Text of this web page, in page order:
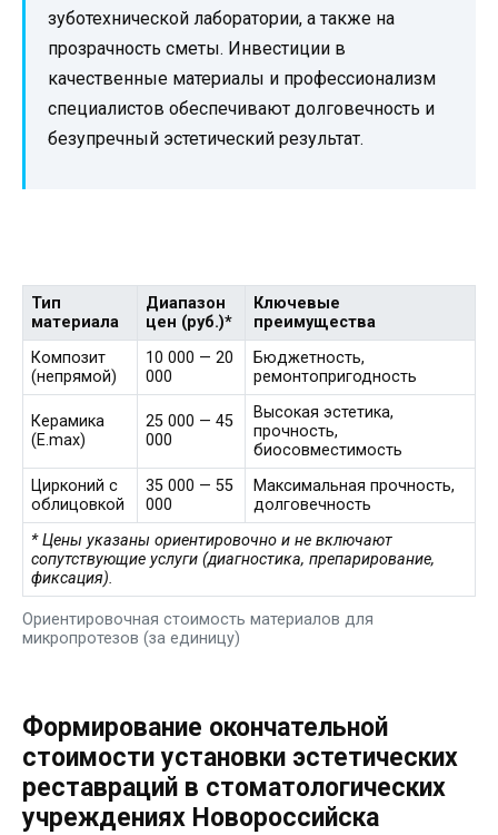
зуботехнической лаборатории, а также на
прозрачность сметы. Инвестиции в
качественные материалы и профессионализм
специалистов обеспечивают долговечность и
безупречный эстетический результат.
Ориентировочная стоимость материалов для
микропротезов (за единицу)
Тип
материала
Диапазон
цен (руб.)*
Ключевые
преимущества
Композит
(непрямой)
10 000 — 20
000
Бюджетность,
ремонтопригодность
Керамика
(E.max)
25 000 — 45
000
Высокая эстетика,
прочность,
биосовместимость
Цирконий с
облицовкой
35 000 — 55
000
Максимальная прочность,
долговечность
* Цены указаны ориентировочно и не включают
сопутствующие услуги (диагностика, препарирование,
фиксация).
Формирование окончательной
стоимости установки эстетических
реставраций в стоматологических
учреждениях Новороссийска